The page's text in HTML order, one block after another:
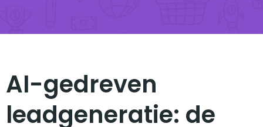
AI-gedreven
leadgeneratie: de